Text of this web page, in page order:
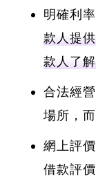
明確利
款人提
款人了
合法經
場所，
網上評
借款評